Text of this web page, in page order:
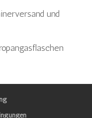
und